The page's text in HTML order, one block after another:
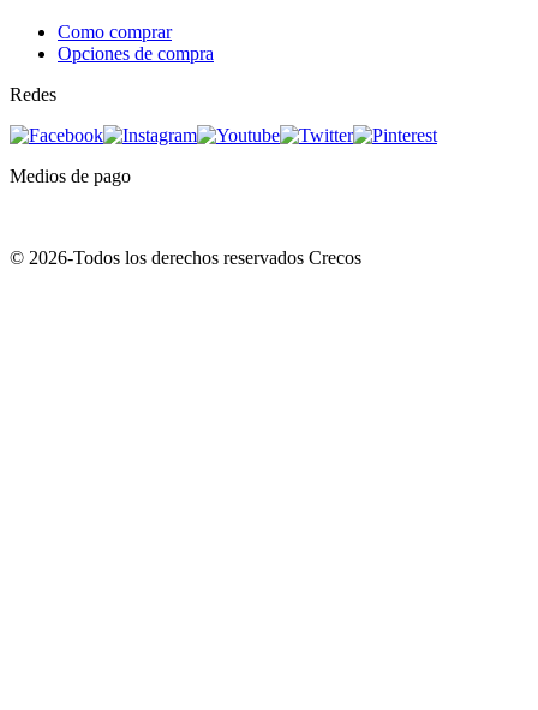
Como comprar
Opciones de compra
Redes
Medios de pago
© 2026-Todos los derechos reservados Crecos